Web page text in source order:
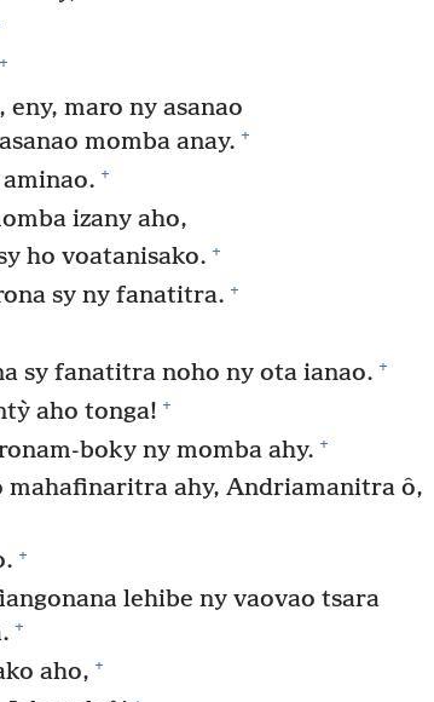
+
maro ny asanao
momba anay. +
+
izany aho,
ho voatanisako. +
sy ny fanatitra. +
sy fanatitra noho ny ota ianao. +
aho tonga! +
boky ny momba ahy. +
mahafinaritra ahy, Andriamanitra ô,
+
lehibe ny vaovao tsara
+
aho, +